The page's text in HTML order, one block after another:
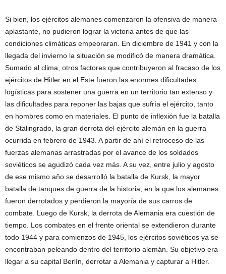
Si bien, los ejércitos alemanes comenzaron la ofensiva de manera
aplastante, no pudieron lograr la victoria antes de que las
condiciones climáticas empeoraran. En diciembre de 1941 y con la
llegada del invierno la situación se modificó de manera dramática.
Sumado al clima, otros factores que contribuyeron al fracaso de los
ejércitos de Hitler en el Este fueron las enormes dificultades
logísticas para sostener una guerra en un territorio tan extenso y
las dificultades para reponer las bajas que sufría el ejército, tanto
en hombres como en materiales. El punto de inflexión fue la batalla
de Stalingrado, la gran derrota del ejército alemán en la guerra
ocurrida en febrero de 1943. A partir de ahí el retroceso de las
fuerzas alemanas arrastradas por el avance de los soldados
soviéticos se agudizó cada vez más. A su vez, entre julio y agosto
de ese mismo año se desarrolló la batalla de Kursk, la mayor
batalla de tanques de guerra de la historia, en la que los alemanes
fueron derrotados y perdieron la mayoría de sus carros de
combate. Luego de Kursk, la derrota de Alemania era cuestión de
tiempo. Los combates en el frente oriental se extendieron durante
todo 1944 y para comienzos de 1945, los ejércitos soviéticos ya se
encontraban peleando dentro del territorio alemán. Su objetivo era
llegar a su capital Berlín, derrotar a Alemania y capturar a Hitler.